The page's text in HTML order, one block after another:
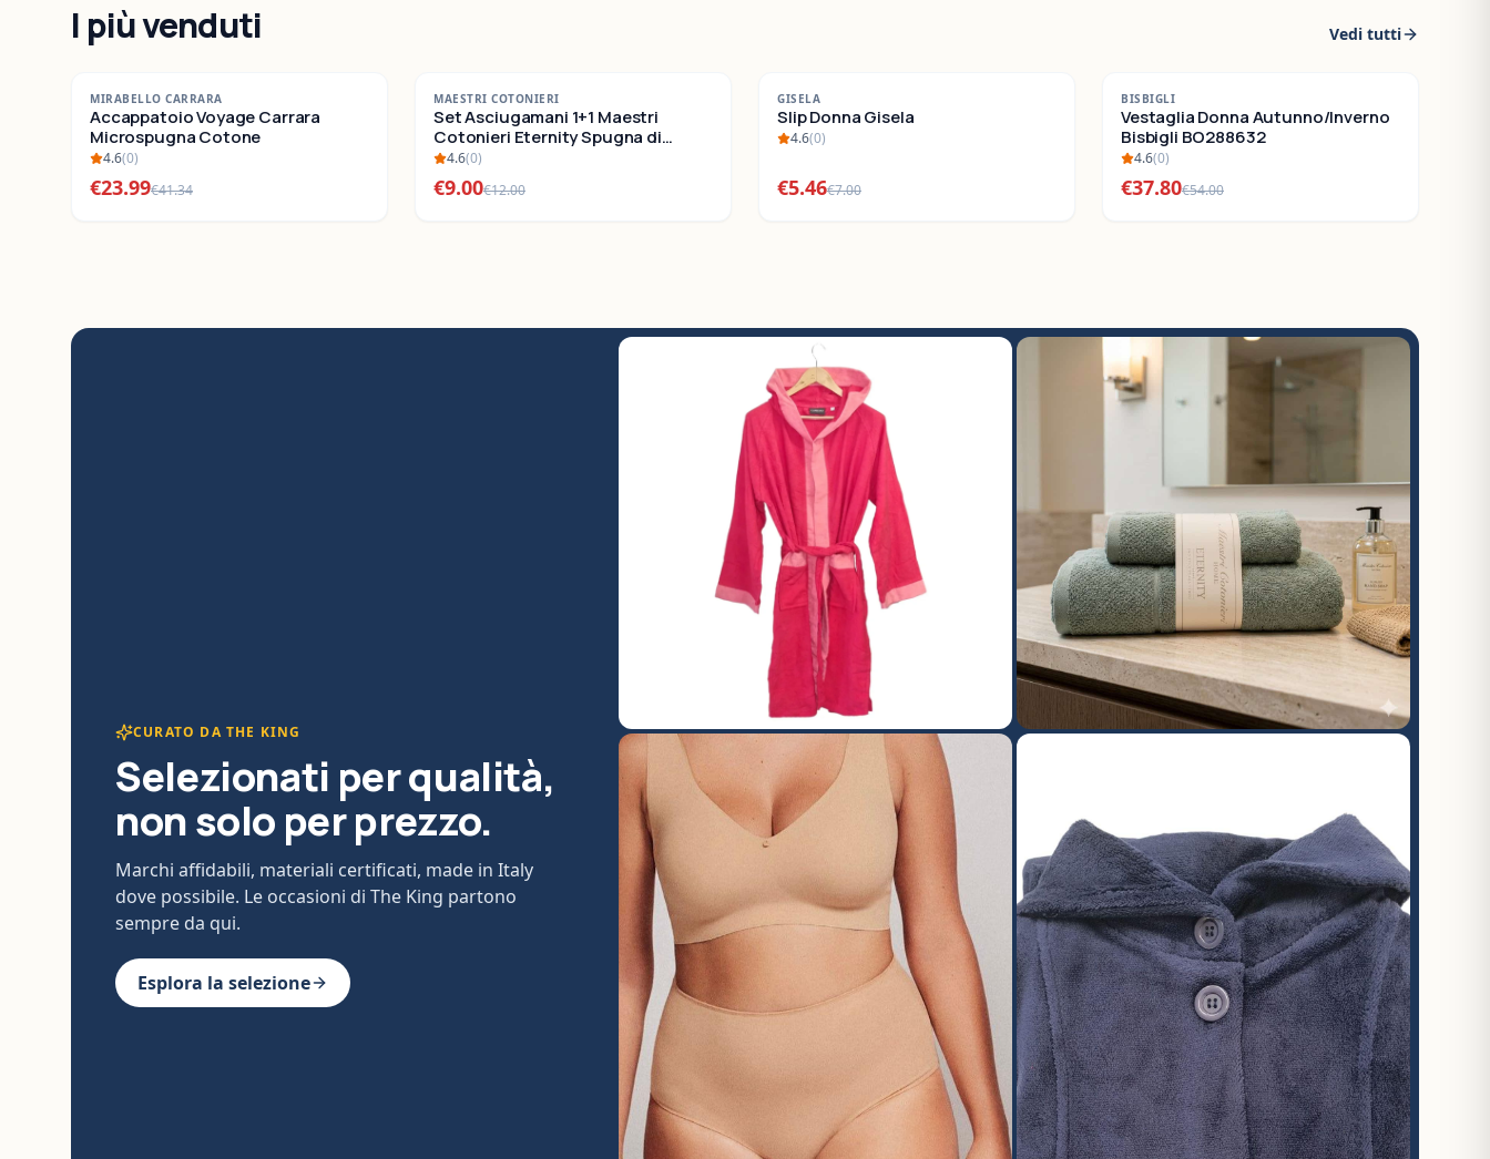
I più venduti Vedi tutti
- 42%
SALDI
MIRABELLO CARRARA
Accappatoio Voyage Carrara
Microspugna Cotone
4.6(0)
€23.99€41.34
- 25 %
SALDI
MAESTRI COTONIERI
Set Asciugamani 1+1 Maestri
Cotonieri Eternity Spugna di
Cotone
4.6(0)
€9.00€12.00
-22%
SALDI
GISELA
Slip Donna Gisela
4.6(0)
€5.46€7.00
-30%
SALDI
BISBIGLI
Vestaglia Donna Autunno/Inverno
Bisbigli BO288632
4.6(0)
€37.80€54.00
CURATO DA THE KING
Selezionati per qualità,
non solo per prezzo.
Marchi affidabili, materiali certificati, made in Italy
dove possibile. Le occasioni di The King partono
sempre da qui.
Esplora la selezione